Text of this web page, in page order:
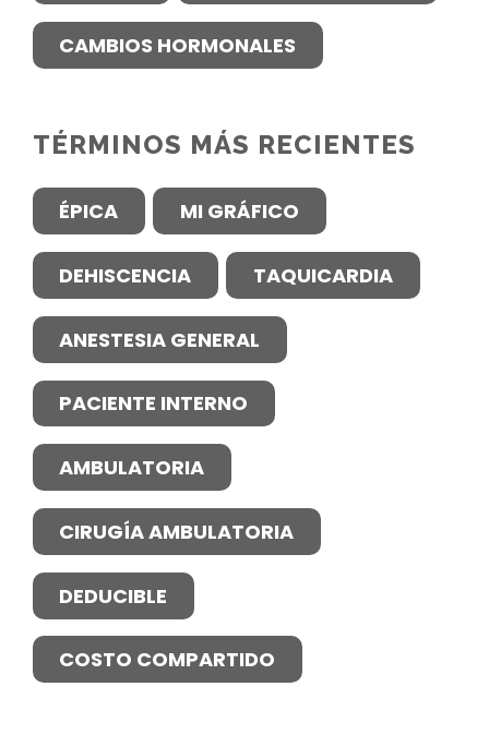
CAMBIOS HORMONALES
TÉRMINOS MÁS RECIENTES
ÉPICA MI GRÁFICO
DEHISCENCIA TAQUICARDIA
ANESTESIA GENERAL
PACIENTE INTERNO
AMBULATORIA
CIRUGÍA AMBULATORIA
DEDUCIBLE
COSTO COMPARTIDO